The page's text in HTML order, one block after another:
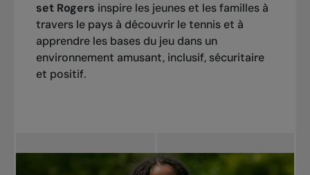
set Rogers inspire les jeunes et les familles à
travers le pays à découvrir le tennis et à
apprendre les bases du jeu dans un
environnement amusant, inclusif, sécuritaire
et positif.